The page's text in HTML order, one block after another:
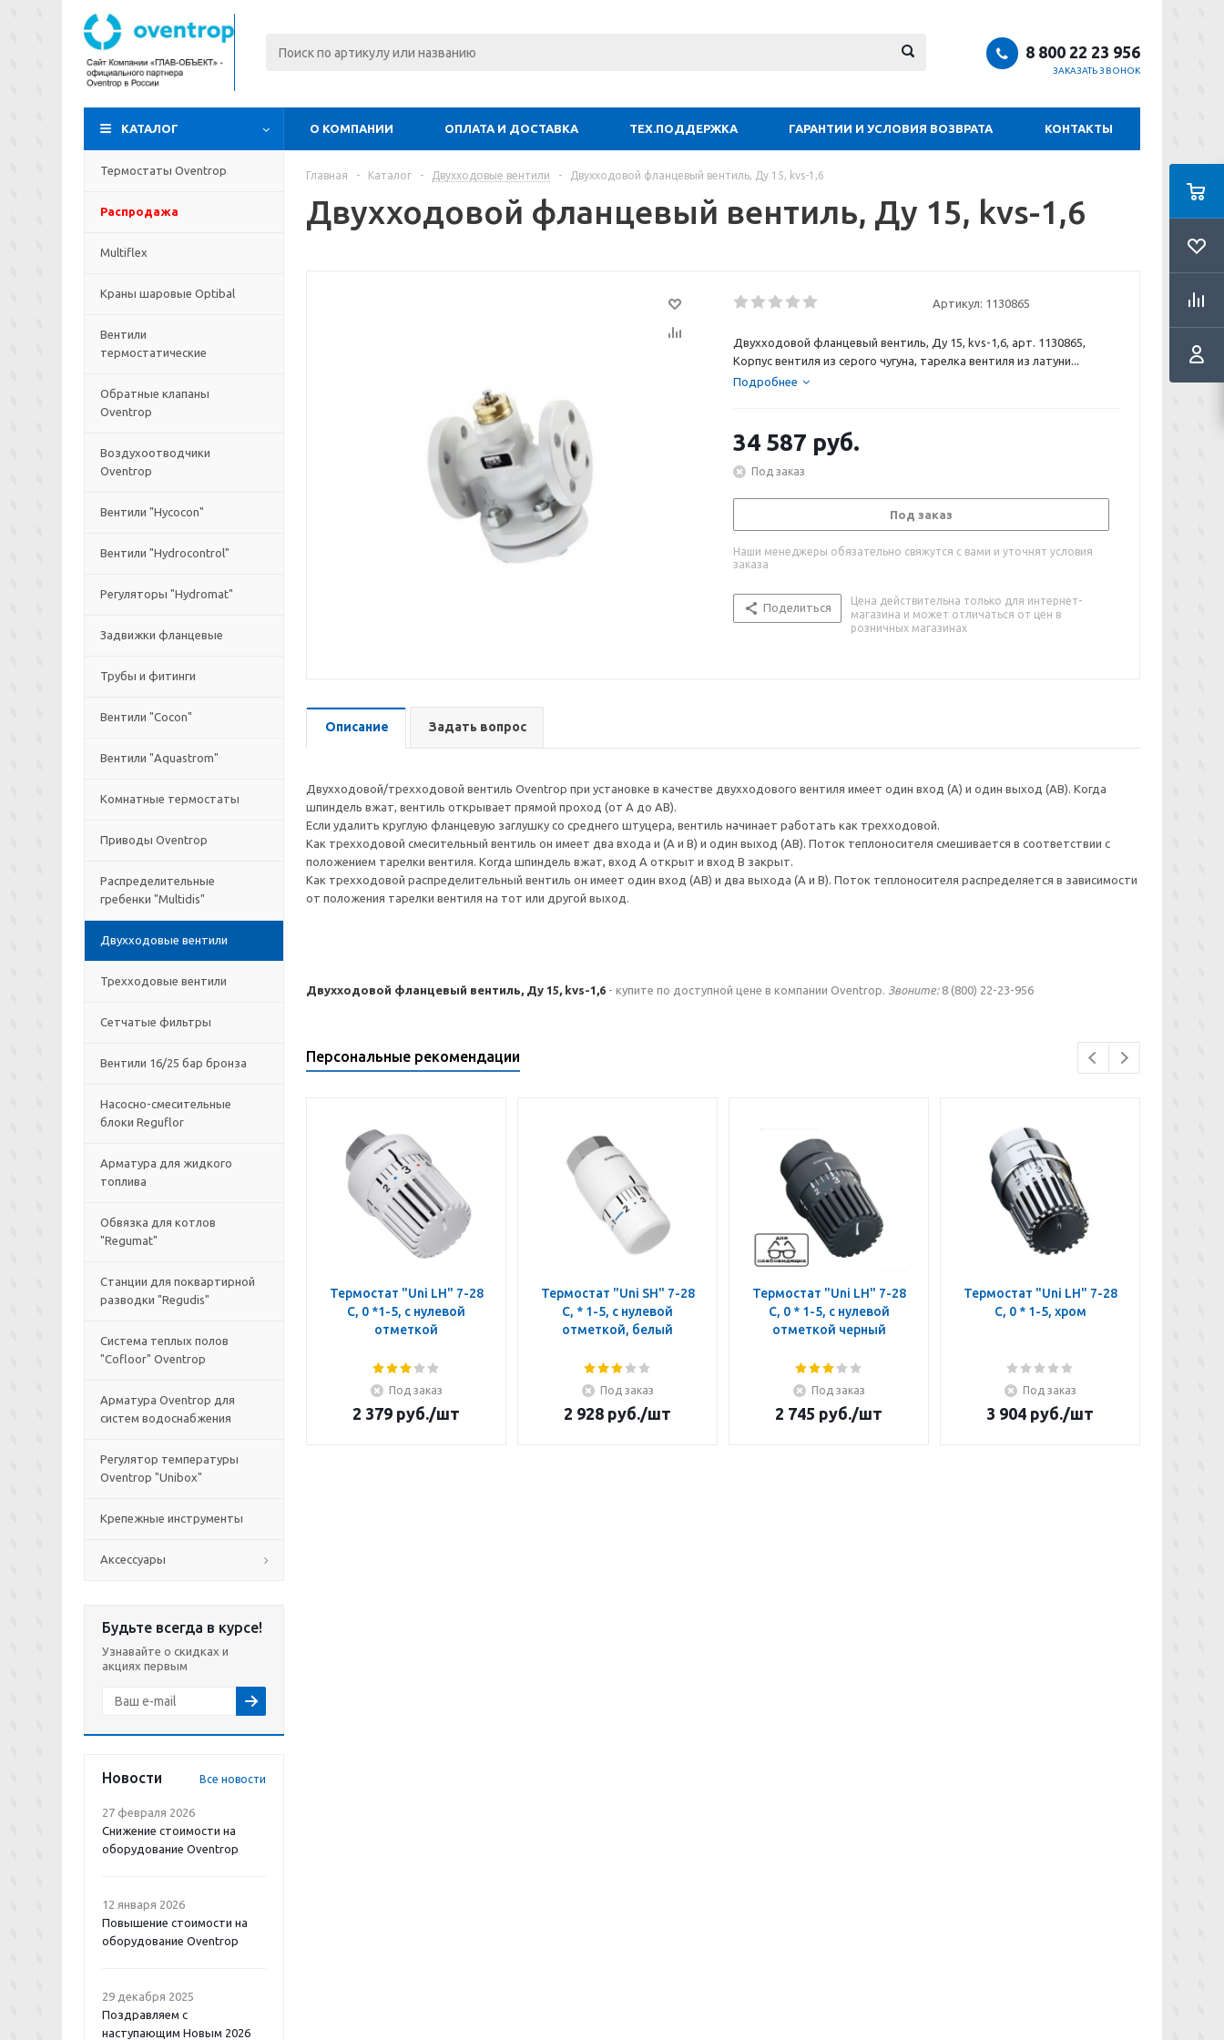
8 800 22 23 956
ЗАКАЗАТЬ ЗВОНОК
КАТАЛОГ О КОМПАНИИ ОПЛАТА И ДОСТАВКА ТЕХ.ПОДДЕРЖКА ГАРАНТИИ И УСЛОВИЯ ВОЗВРАТА КОНТАКТЫ
Термостаты Oventrop
Распродажа
Multiflex
Краны шаровые Optibal
Вентили
термостатические
Обратные клапаны
Oventrop
Воздухоотводчики
Oventrop
Вентили "Hycocon"
Вентили "Hydrocontrol"
Регуляторы "Hydromat"
Задвижки фланцевые
Трубы и фитинги
Вентили "Cocon"
Вентили "Aquastrom"
Комнатные термостаты
Приводы Oventrop
Распределительные
гребенки "Multidis"
Двухходовые вентили
Трехходовые вентили
Сетчатые фильтры
Вентили 16/25 бар бронза
Насосно-смесительные
блоки Reguflor
Арматура для жидкого
топлива
Обвязка для котлов
"Regumat"
Станции для поквартирной
разводки "Regudis"
Система теплых полов
"Cofloor" Oventrop
Арматура Oventrop для
систем водоснабжения
Регулятор температуры
Oventrop "Unibox"
Крепежные инструменты
Аксессуары
Будьте всегда в курсе!
Узнавайте о скидках и
акциях первым
Новости Все новости
27 февраля 2026
Снижение стоимости на
оборудование Oventrop
12 января 2026
Повышение стоимости на
оборудование Oventrop
29 декабря 2025
Поздравляем с
наступающим Новым 2026
Главная - Каталог - Двухходовые вентили - Двухходовой фланцевый вентиль, Ду 15, kvs-1,6
Двухходовой фланцевый вентиль, Ду 15, kvs-1,6
Артикул: 1130865
Двухходовой фланцевый вентиль, Ду 15, kvs-1,6, арт. 1130865,
Корпус вентиля из серого чугуна, тарелка вентиля из латуни...
Подробнее
34 587 руб.
Под заказ
Под заказ
Наши менеджеры обязательно свяжутся с вами и уточнят условия
заказа
Поделиться
Цена действительна только для интернет-
магазина и может отличаться от цен в
розничных магазинах
Описание Задать вопрос
Двухходовой/трехходовой вентиль Oventrop при установке в качестве двухходового вентиля имеет один вход (A) и один выход (AB). Когда
шпиндель вжат, вентиль открывает прямой проход (от A до AB).
Если удалить круглую фланцевую заглушку со среднего штуцера, вентиль начинает работать как трехходовой.
Как трехходовой смесительный вентиль он имеет два входа и (A и B) и один выход (AB). Поток теплоносителя смешивается в соответствии с
положением тарелки вентиля. Когда шпиндель вжат, вход A открыт и вход В закрыт.
Как трехходовой распределительный вентиль он имеет один вход (AB) и два выхода (A и B). Поток теплоносителя распределяется в зависимости
от положения тарелки вентиля на тот или другой выход.
Двухходовой фланцевый вентиль, Ду 15, kvs-1,6 - купите по доступной цене в компании Oventrop. Звоните:8 (800) 22-23-956
Персональные рекомендации
Термостат "Uni LH" 7-28
C, 0 *1-5, с нулевой
отметкой
Под заказ
2 379 руб./шт
Термостат "Uni SH" 7-28
C, * 1-5, с нулевой
отметкой, белый
Под заказ
2 928 руб./шт
Термостат "Uni LH" 7-28
C, 0 * 1-5, с нулевой
отметкой черный
Под заказ
2 745 руб./шт
Термостат "Uni LH" 7-28
C, 0 * 1-5, хром
Под заказ
3 904 руб./шт